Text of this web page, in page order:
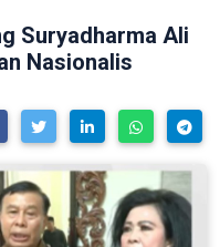
Suryadharma Ali
Nasionalis